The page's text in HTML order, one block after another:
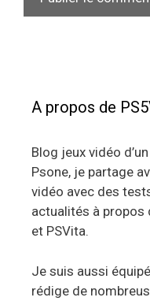
A propos de
Blog jeux vidéo
Psone, je partage
vidéo avec des
actualités à propos
et PSVita.
Je suis aussi équipé
rédige de